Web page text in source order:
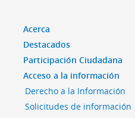
Acerca
Destacados
Participación Ciudadana
Acceso a la información
Derecho a la Información
Solicitudes de información